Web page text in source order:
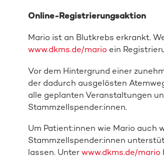
Online-Registrierungsaktion
Mario ist an Blutkrebs erkrankt.
www.dkms.de/mario ein
Vor dem Hintergrund einer
der dadurch ausgelösten
alle geplanten Veranstaltungen
Stammzellspender:innen.
Um Patient:innen wie Mario auch
Stammzellspender:innen
lassen. Unter www.dkms.de/mario